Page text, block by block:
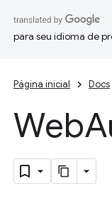
para seu idioma de
Página inicial Docs
Web